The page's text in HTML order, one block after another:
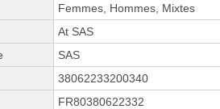
Femmes, Hommes, Mixtes
At SAS
SAS
38062233200340
FR80380622332